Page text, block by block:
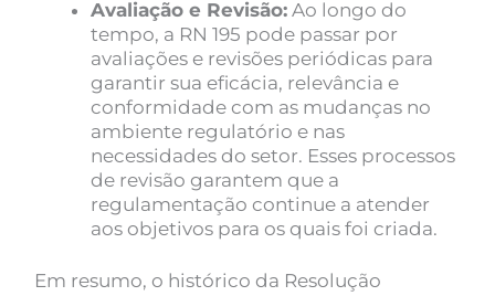
Avaliação e Revisão: Ao longo do
tempo, a RN 195 pode passar por
avaliações e revisões periódicas para
garantir sua eficácia, relevância e
conformidade com as mudanças no
ambiente regulatório e nas
necessidades do setor. Esses processos
de revisão garantem que a
regulamentação continue a atender
aos objetivos para os quais foi criada.
Em resumo, o histórico da Resolução